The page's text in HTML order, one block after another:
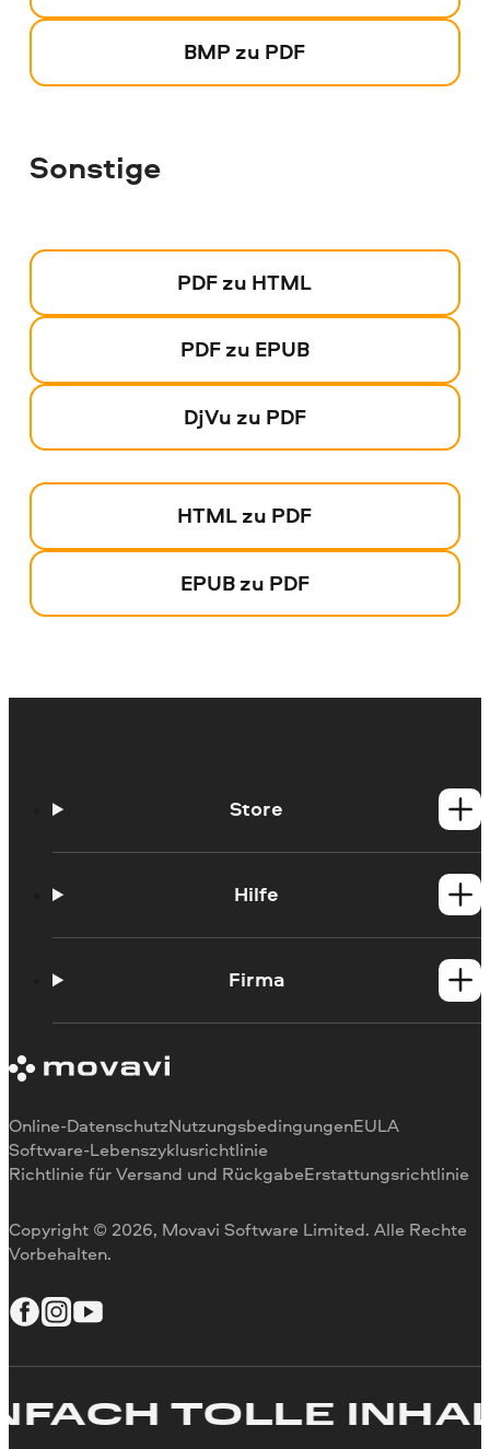
BMP zu PDF
Sonstige
PDF zu HTML
PDF zu EPUB
DjVu zu PDF
HTML zu PDF
EPUB zu PDF
Store
Mac-Produkte
Hilfe
Anleitungen
Firma
Bewertungen in den Medien
Copyright © 2026, Movavi Software Limited. Alle Rechte
Vorbehalten.
Online-DatenschutzNutzungsbedingungenEULA
Software-Lebenszyklusrichtlinie
Richtlinie für Versand und RückgabeErstattungsrichtlinie
TOLLE